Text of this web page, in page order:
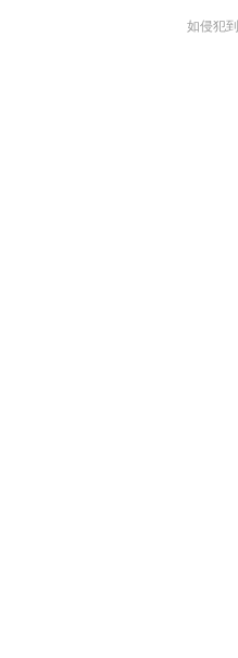
如侵犯